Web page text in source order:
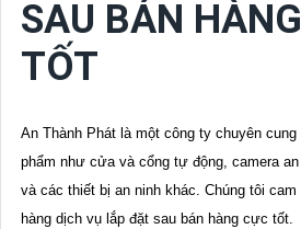
SAU BÁN
TỐT
An Thành Phát là một công ty chuyên
phẩm như cửa và cổng tự động, camera
và các thiết bị an ninh khác. Chúng tôi
hàng dịch vụ lắp đặt sau bán hàng cực tốt.